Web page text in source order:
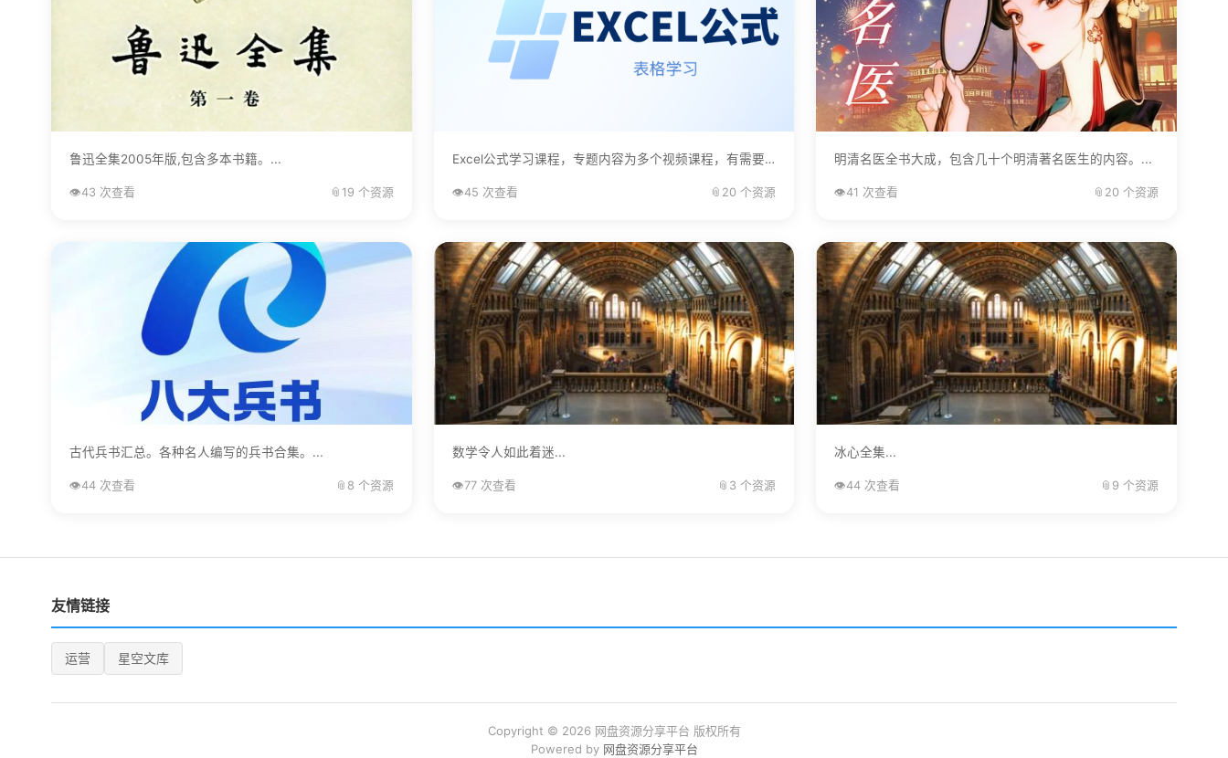
鲁迅全集2005年版,包含多本书籍。...
👁️43 次查看 📎 19 个资源
Excel公式学习课程，专题内容为多个视频课程，有需要的自己下载学习。...
👁️45 次查看 📎 20 个资源
明清名医全书大成，包含几十个明清著名医生的内容。...
👁️41 次查看 📎 20 个资源
古代兵书汇总。各种名人编写的兵书合集。...
👁️44 次查看 📎 8 个资源
数学令人如此着迷...
👁️77 次查看 📎 3 个资源
冰心全集...
👁️44 次查看 📎 9 个资源
友情链接
运营 星空文库
Copyright © 2026 网盘资源分享平台 版权所有
Powered by 网盘资源分享平台